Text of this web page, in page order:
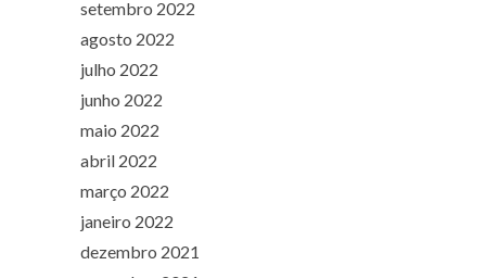
setembro 2022
agosto 2022
julho 2022
junho 2022
maio 2022
abril 2022
março 2022
janeiro 2022
dezembro 2021